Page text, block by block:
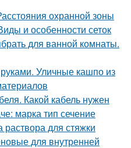
охранной зоны
и особенности сеток
для ванной комнаты.
Уличные кашпо из
Какой кабель нужен
марка тип сечение
раствора для стяжки
для внутренней